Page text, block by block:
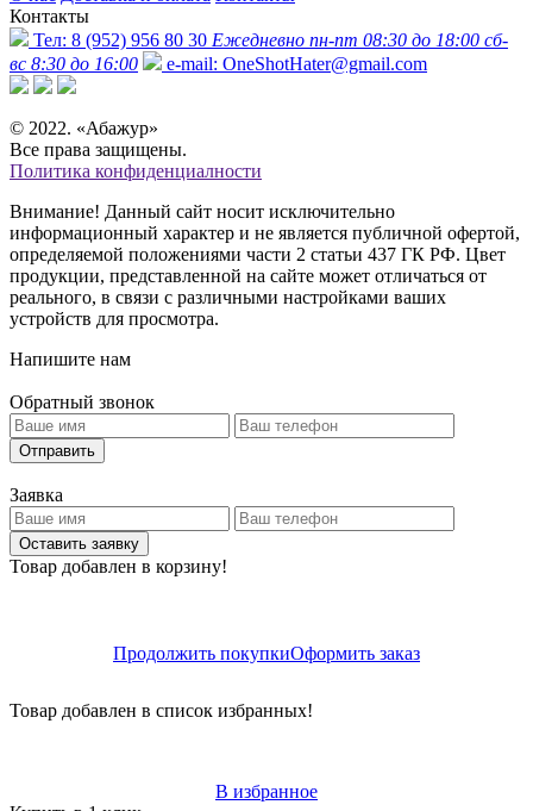
Контакты
Тел: 8 (952) 956 80 30 Ежедневно пн-пт 08:30 до 18:00 сб-
вс 8:30 до 16:00
e-mail: OneShotHater@gmail.com
© 2022. «Абажур»
Все права защищены.
Политика конфиденциалности
Внимание! Данный сайт носит исключительно
информационный характер и не является публичной офертой,
определяемой положениями части 2 статьи 437 ГК РФ. Цвет
продукции, представленной на сайте может отличаться от
реального, в связи с различными настройками ваших
устройств для просмотра.
Напишите нам
Обратный звонок
Отправить
Заявка
Оставить заявку
Товар добавлен в корзину!
Продолжить покупкиОформить заказ
Товар добавлен в список избранных!
В избранное